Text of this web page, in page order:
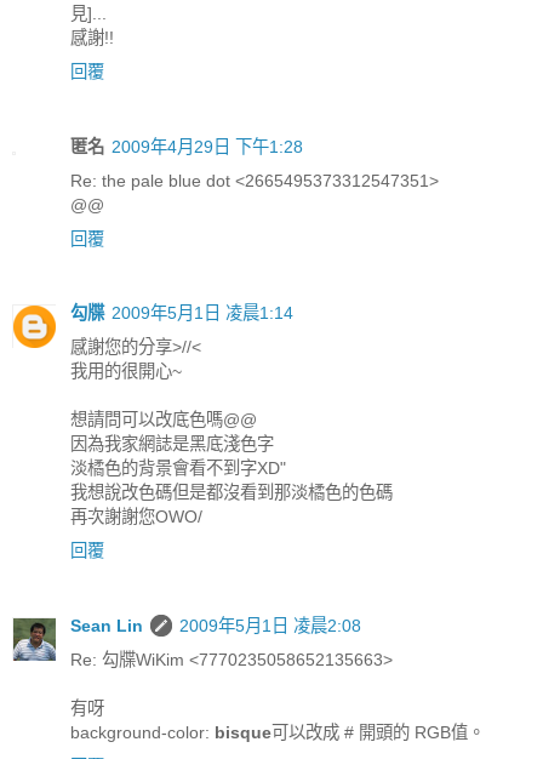
見]...
感謝!!
回覆
匿名 2009年4月29日 下午1:28
Re: the pale blue dot <2665495373312547351>
@@
回覆
勾牒 2009年5月1日 凌晨1:14
感謝您的分享>//<
我用的很開心~
想請問可以改底色嗎@@
因為我家網誌是黑底淺色字
淡橘色的背景會看不到字XD"
我想說改色碼但是都沒看到那淡橘色的色碼
再次謝謝您OWO/
回覆
Sean Lin
2009年5月1日 凌晨2:08
Re: 勾牒WiKim <7770235058652135663>
有呀
background-color: bisque可以改成 # 開頭的 RGB值。